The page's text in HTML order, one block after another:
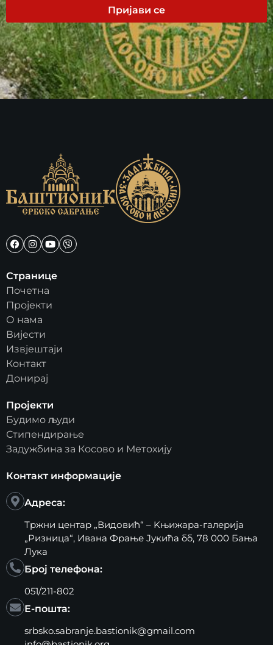
Пријави се
Странице
Почетна
Пројекти
О нама
Вијести
Извјештаји
Контакт
Донирај
Пројекти
Будимо људи
Стипендирање
Задужбина за Косово и Метохију
Контакт информације
Адреса:
Тржни центар „Видовић“ – Kњижара-галерија
„Ризница“, Ивана Фрање Јукића бб, 78 000 Бања
Лука
Број телефона:
051/211-802
Е-пошта:
srbsko.sabranje.bastionik@gmail.com